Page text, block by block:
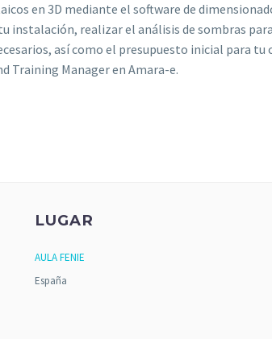
en 3D mediante el software de
instalación, realizar el análisis de sombras
así como el presupuesto inicial para tu
Training Manager en Amara-e.
LUGAR
AULA FENIE
España